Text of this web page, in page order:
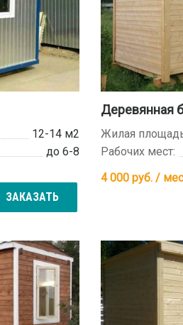
12-14 м2
до 6-8
ЗАКАЗАТЬ
Деревянная
Жилая
Рабочих мест:
4 000руб. /